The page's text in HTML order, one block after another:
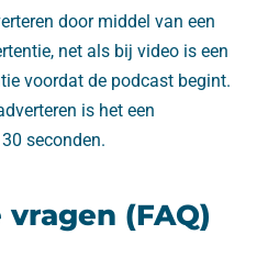
door middel van een
net als bij video is een
voordat de podcast begint.
is het een
seconden.
(FAQ)